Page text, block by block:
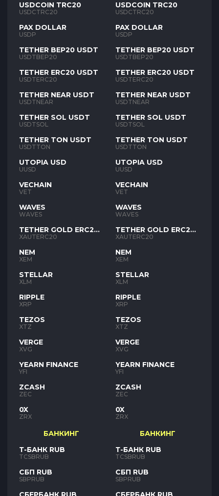
USDCOIN TRC20
USDCTRC20
PAX DOLLAR
USDP
TETHER BEP20 USDT
USDTBEP20
TETHER ERC20 USDT
USDTERC20
TETHER NEAR USDT
USDTNEAR
TETHER SOL USDT
USDTSOL
TETHER TON USDT
USDTTON
UTOPIA USD
UUSD
VECHAIN
VET
WAVES
WAVES
TETHER GOLD ERC20
XAUT
XAUTERC20
NEM
XEM
STELLAR
XLM
RIPPLE
XRP
TEZOS
XTZ
VERGE
XVG
YEARN FINANCE
YFI
ZCASH
ZEC
0X
ZRX
БАНКИНГ
Т-БАНК RUB
TCSBRUB
СБП RUB
SBPRUB
USDCOIN TRC20
USDCTRC20
PAX DOLLAR
USDP
TETHER BEP20 USDT
USDTBEP20
TETHER ERC20 USDT
USDTERC20
TETHER NEAR USDT
USDTNEAR
TETHER SOL USDT
USDTSOL
TETHER TON USDT
USDTTON
UTOPIA USD
UUSD
VECHAIN
VET
WAVES
WAVES
TETHER GOLD ERC20
XAUT
XAUTERC20
NEM
XEM
STELLAR
XLM
RIPPLE
XRP
TEZOS
XTZ
VERGE
XVG
YEARN FINANCE
YFI
ZCASH
ZEC
0X
ZRX
БАНКИНГ
Т-БАНК RUB
TCSBRUB
СБП RUB
SBPRUB